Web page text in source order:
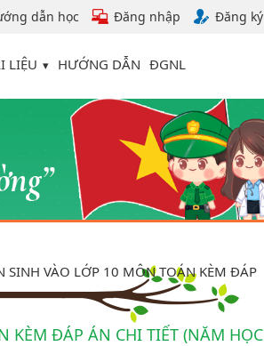
dẫn học Đăng nhập Đăng ký
LIỆU HƯỚNG DẪN ĐGNL
SINH VÀO LỚP 10 MÔN TOÁN KÈM ĐÁP
KÈM ĐÁP ÁN CHI TIẾT (NĂM HỌC